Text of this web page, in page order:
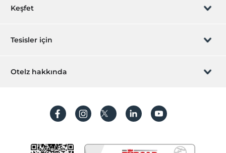
Rezervasyon yönet
Sıkça sorulan sorular
Keşfet
Hediye Kart
Hesap oluştur
Tesisler için
Hemen tesisinizi ekleyin
Otelz hakkında